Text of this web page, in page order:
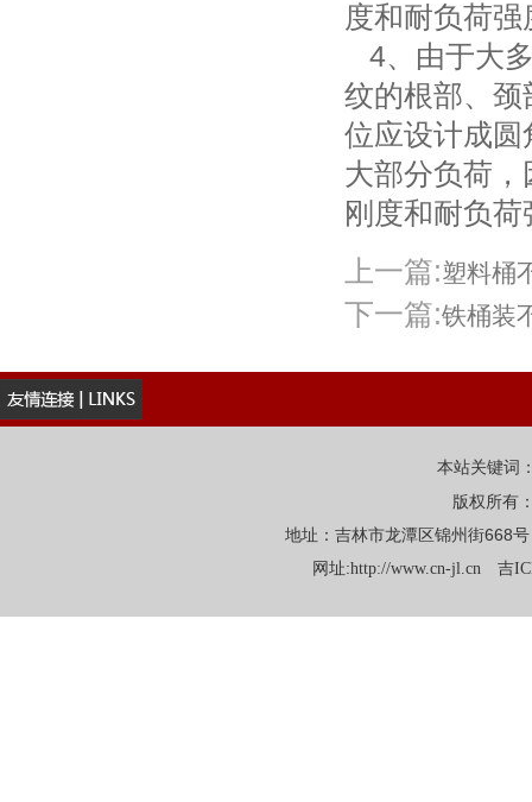
度和耐负荷强
4、由于大
纹的根部、
位应设计成
大部分负荷
刚度和耐负
上一篇:塑料桶
下一篇:铁桶装
本站关键词
版权所有
地址：吉林市龙潭区锦州街
网址:http://www.cn-jl.cn 吉